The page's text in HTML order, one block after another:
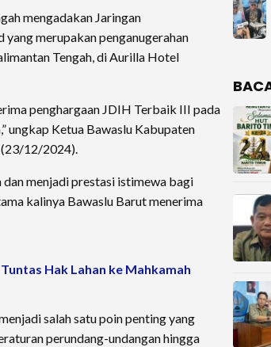
mengadakan Jaringan
merupakan penganugerahan
Tengah, di Aurilla Hotel
penghargaan JDIH Terbaik III pada
ungkap Ketua Bawaslu Kabupaten
(23/12/2024).
menjadi prestasi istimewa bagi
kalinya Bawaslu Barut menerima
Hak Lahan ke Mahkamah
salah satu poin penting yang
perundang-undangan hingga